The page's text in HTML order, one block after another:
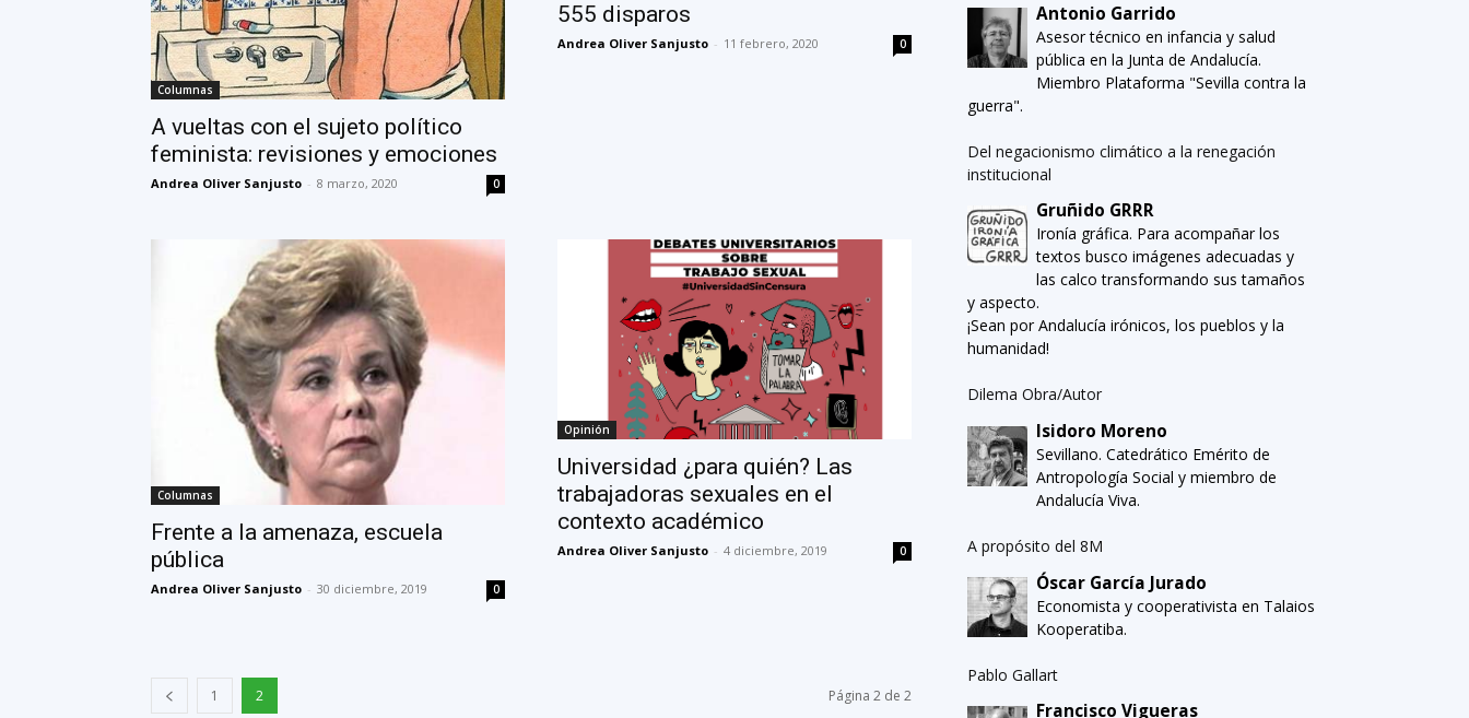
Columnas
A vueltas con el sujeto político
feminista: revisiones y emociones
Andrea Oliver Sanjusto - 8 marzo, 2020 0
555 disparos
Andrea Oliver Sanjusto - 11 febrero, 2020 0
Columnas
Frente a la amenaza, escuela
pública
Andrea Oliver Sanjusto - 30 diciembre, 2019 0
Opinión
Universidad ¿para quién? Las
trabajadoras sexuales en el
contexto académico
Andrea Oliver Sanjusto - 4 diciembre, 2019 0
1 2 Página 2 de 2
Antonio Garrido
Asesor técnico en infancia y salud
pública en la Junta de Andalucía.
Miembro Plataforma "Sevilla contra la
guerra".
Del negacionismo climático a la renegación
institucional
Gruñido GRRR
Ironía gráfica. Para acompañar los
textos busco imágenes adecuadas y
las calco transformando sus tamaños
y aspecto.
¡Sean por Andalucía irónicos, los pueblos y la
humanidad!
Dilema Obra/Autor
Isidoro Moreno
Sevillano. Catedrático Emérito de
Antropología Social y miembro de
Andalucía Viva.
A propósito del 8M
Óscar García Jurado
Economista y cooperativista en Talaios
Kooperatiba.
Pablo Gallart
Francisco Vigueras